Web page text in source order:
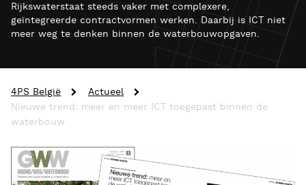
Rijkswaterstaat steeds vaker met complexere,
geïntegreerde contractvormen werken. Daarbij is ICT niet
meer weg te denken binnen de waterbouwopgaven.
4PS België
Actueel
Nieuwe trend: meer en meer ICT toegepast binnen de
waterbouw